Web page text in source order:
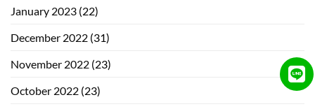
January 2023 (22)
December 2022 (31)
November 2022 (23)
October 2022 (23)